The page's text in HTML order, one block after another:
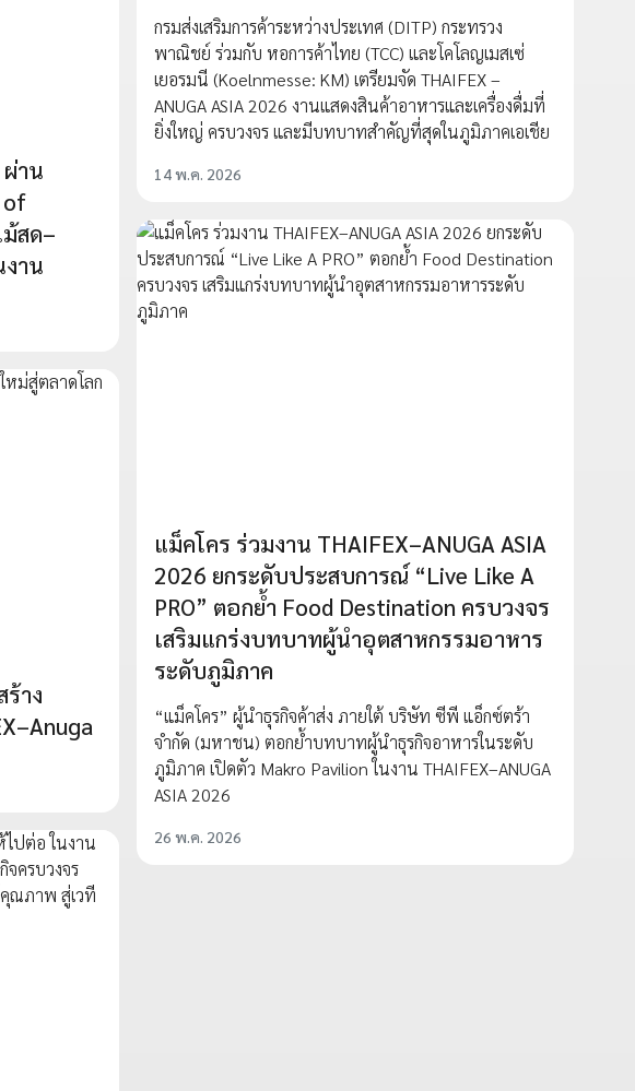
กรมส่งเสริมการค้าระหว่างประเทศ (DITP) กระทรวง
พาณิชย์ ร่วมกับ หอการค้าไทย (TCC) และโคโลญเมสเซ่
เยอรมนี (Koelnmesse: KM) เตรียมจัด THAIFEX –
ANUGA ASIA 2026 งานแสดงสินค้าอาหารและเครื่องดื่มที่
ยิ่งใหญ่ ครบวงจร และมีบทบาทสำคัญที่สุดในภูมิภาคเอเชีย
14 พ.ค. 2026
ผ่าน
of
สด–
าน
แม็คโคร ร่วมงาน THAIFEX–ANUGA ASIA
2026 ยกระดับประสบการณ์ “Live Like A
PRO” ตอกย้ำ Food Destination ครบวงจร
เสริมแกร่งบทบาทผู้นำอุตสาหกรรมอาหาร
ระดับภูมิภาค
“แม็คโคร” ผู้นำธุรกิจค้าส่ง ภายใต้ บริษัท ซีพี แอ็กซ์ตร้า
จำกัด (มหาชน) ตอกย้ำบทบาทผู้นำธุรกิจอาหารในระดับ
ภูมิภาค เปิดตัว Makro Pavilion ในงาน THAIFEX–ANUGA
ASIA 2026
26 พ.ค. 2026
าง